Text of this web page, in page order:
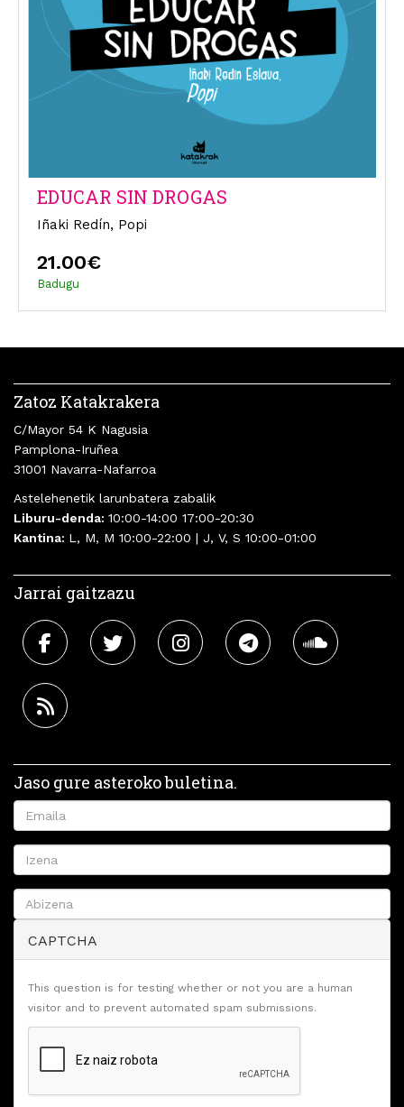
EDUCAR SIN DROGAS
Iñaki Redín, Popi
21.00€
Badugu
Zatoz Katakrakera
C/Mayor 54 K Nagusia
Pamplona-Iruñea
31001 Navarra-Nafarroa
Astelehenetik larunbatera zabalik
Liburu-denda: 10:00-14:00 17:00-20:30
Kantina: L, M, M 10:00-22:00 | J, V, S 10:00-01:00
Jarrai gaitzazu
Jaso gure asteroko buletina.
CAPTCHA
This question is for testing whether or not you are a human
visitor and to prevent automated spam submissions.